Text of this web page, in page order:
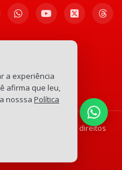
WhatsApp
visitas
Notícias - Todos os direitos
a experiência
afirma que leu,
nosssa Política